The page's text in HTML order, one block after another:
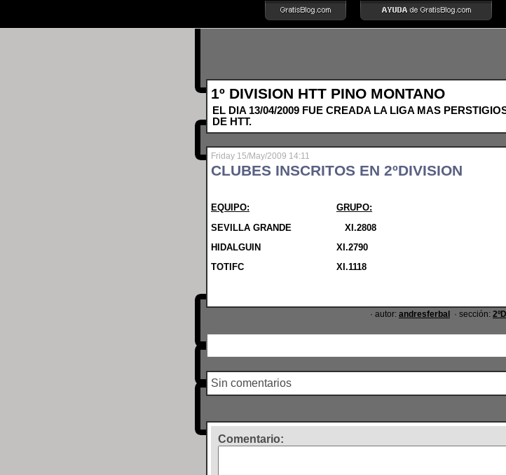
1º DIVISION HTT PINO MONTANO
EL DIA 13/04/2009 FUE CREADA LA LIGA MAS
DE HTT.
Friday 15/May/2009 14:11
CLUBES INSCRITOS EN 2ºDIVISION
EQUIPO:
GRUPO:
SEVILLA GRANDE XI.2808
HIDALGUIN
XI.2790
TOTIFC
XI.1118
· autor: andresferbal · sección:
Sin comentarios
Comentario: